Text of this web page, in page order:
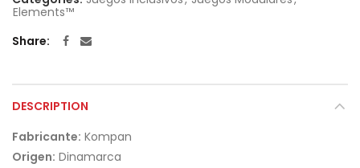
Elements™
Share
DESCRIPTION
Fabricante: Kompan
Origen: Dinamarca